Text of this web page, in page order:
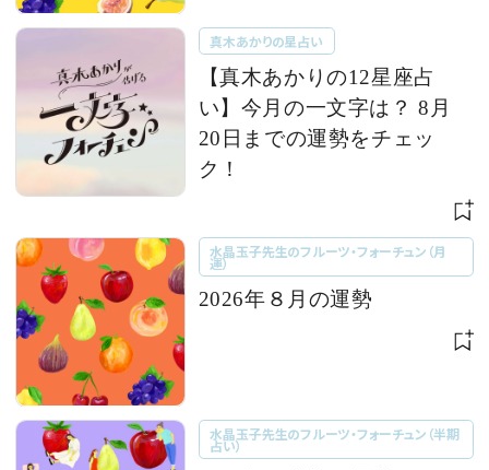
真木あかりの星占い
【真木あかりの12星座占
い】今月の一文字は？ 8月
20日までの運勢をチェッ
ク！
水晶玉子先生のフルーツ・フォーチュン（月
運）
2026年８月の運勢
水晶玉子先生のフルーツ・フォーチュン（半期
占い）